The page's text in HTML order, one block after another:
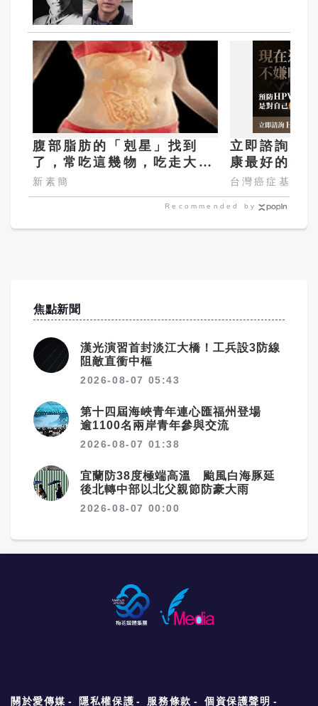
腹部脂肪的「剋星」找到
了，常吃這幾物，吃走大肚
囊，瘦出小蠻腰
新素簡
立即諮詢
康最好的投
嫌晚！
台灣癌症基金會
Recommended by
焦點新聞
漢光演習首封淡江大橋！工兵設3防線
阻敵直衝中樞
2026-08-07 05:43
第十四屆海峽青年連心匯福州登場
逾1100名兩岸青年參與交流
2026-08-07 01:38
宜蘭防38度極端高溫 颱風白海豚延
後北轉中部以北父親節防豪大雨
2026-08-07 00:00
關於愛傳媒 隱私權保護 服務條款 個資保護聲明